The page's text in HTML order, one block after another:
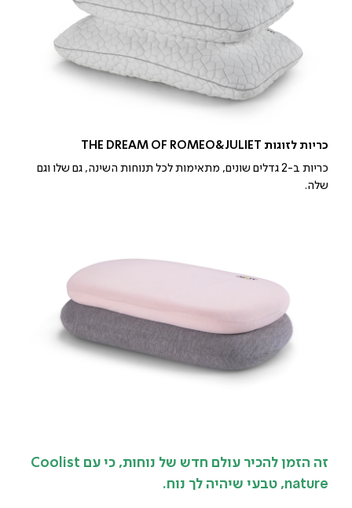
כריות לזוגות THE DREAM OF ROMEO&JULIET
כריות ב-2 גדלים שונים, מתאימות לכל תנוחות השינה, גם שלו וגם
שלה.
זה הזמן להכיר עולם חדש של נוחות, כי עם Coolist
nature, טבעי שיהיה לך נוח.